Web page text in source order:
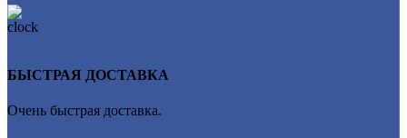
БЫСТРАЯ ДОСТАВКА
Очень быстрая доставка.